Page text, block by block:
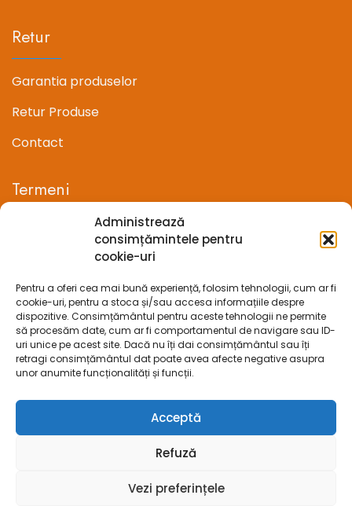
Administrează
consimțămintele pentru
cookie-uri
Pentru a oferi cea mai bună experiență, folosim tehnologii, cum ar fi
cookie-uri, pentru a stoca și/sau accesa informațiile despre
dispozitive. Consimțământul pentru aceste tehnologii ne permite
să procesăm date, cum ar fi comportamentul de navigare sau ID-
uri unice pe acest site. Dacă nu îți dai consimțământul sau îți
retragi consimțământul dat poate avea afecte negative asupra
unor anumite funcționalități și funcții.
Acceptă
Refuză
Vezi preferințele
Retur
Garantia produselor
Retur Produse
Contact
Termeni
Termeni si conditii
Confidentialitate
Politica cookie-uri (UE)
Prelucrarea datelor cu caracter personal
Legal